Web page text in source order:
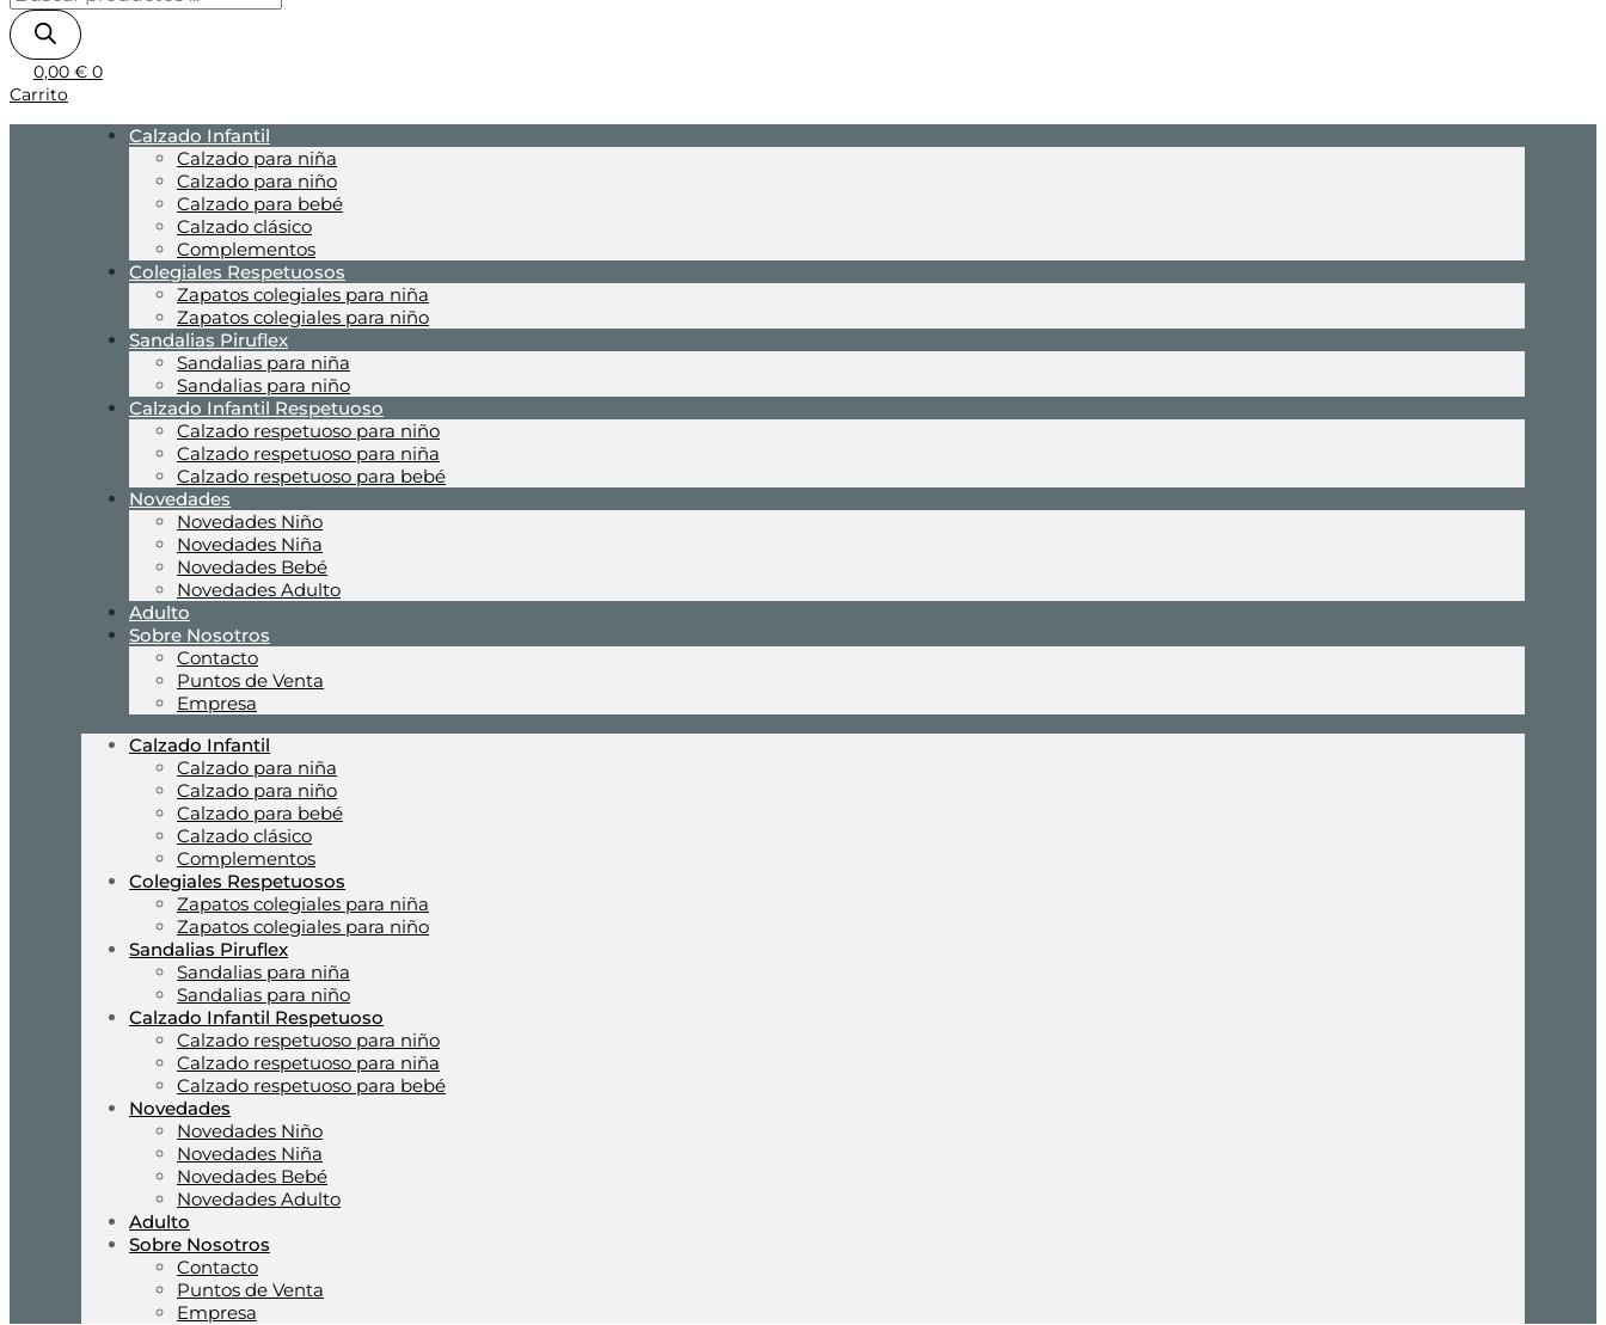
0,00 € 0
Carrito
Calzado Infantil
Calzado para niña
Calzado para niño
Calzado para bebé
Calzado clásico
Complementos
Colegiales Respetuosos
Zapatos colegiales para niña
Zapatos colegiales para niño
Sandalias Piruflex
Sandalias para niña
Sandalias para niño
Calzado Infantil Respetuoso
Calzado respetuoso para niño
Calzado respetuoso para niña
Calzado respetuoso para bebé
Novedades
Novedades Niño
Novedades Niña
Novedades Bebé
Novedades Adulto
Adulto
Sobre Nosotros
Contacto
Puntos de Venta
Empresa
Calzado Infantil
Calzado para niña
Calzado para niño
Calzado para bebé
Calzado clásico
Complementos
Colegiales Respetuosos
Zapatos colegiales para niña
Zapatos colegiales para niño
Sandalias Piruflex
Sandalias para niña
Sandalias para niño
Calzado Infantil Respetuoso
Calzado respetuoso para niño
Calzado respetuoso para niña
Calzado respetuoso para bebé
Novedades
Novedades Niño
Novedades Niña
Novedades Bebé
Novedades Adulto
Adulto
Sobre Nosotros
Contacto
Puntos de Venta
Empresa